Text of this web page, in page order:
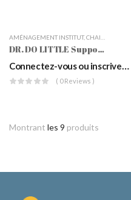
AMÉNAGEMENT INSTITUT, CHAISES DE TRAVAIL
DR. DO LITTLE Support De Jambe Avec Sac
Connectez-vous ou inscrivez-vous pour voir les prix
( 0 Reviews )
Montrant les 9 produits